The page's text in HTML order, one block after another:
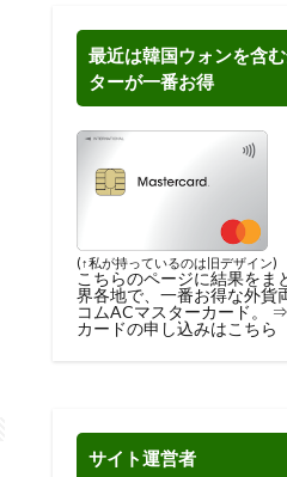
最近は韓国ウォンを含
ターが一番お得
(↑私が持っているのは旧デザイン)
こちらのページに結果をま
界各地で、一番お得な外貨
コムACマスターカード。 ⇒
カードの申し込みはこちら
サイト運営者